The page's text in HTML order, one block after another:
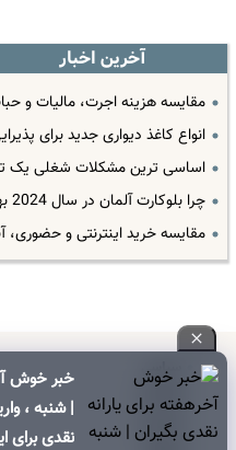
آخرین اخبار
مقایسه هزینه اجرت، مالیات و
انواع کاغذ دیواری جدید برای
اساسی ترین مشکلات شغلی یک
چرا بلوکارت آلمان در سال 2024 بهترین انتخاب است؟
مقایسه خرید اینترنتی و حضوری،
خبر خوش
سیاسی
اقتصادی
اجتماعی